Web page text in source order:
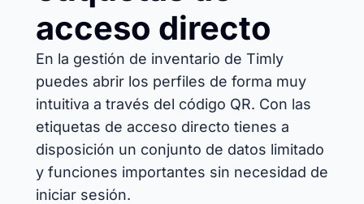
acceso directo
En la gestión de inventario de Timly
puedes abrir los perfiles de forma muy
intuitiva a través del código QR. Con las
etiquetas de acceso directo tienes a
disposición un conjunto de datos limitado
y funciones importantes sin necesidad de
iniciar sesión.